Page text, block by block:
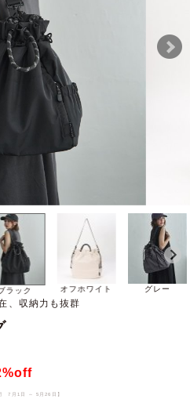
ラック オフホワイト グレー
、収納力も抜群
7月1日 ～ 5月26日 】